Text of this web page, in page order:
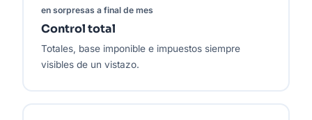
en sorpresas a final de mes
Control total
Totales, base imponible e impuestos siempre
visibles de un vistazo.